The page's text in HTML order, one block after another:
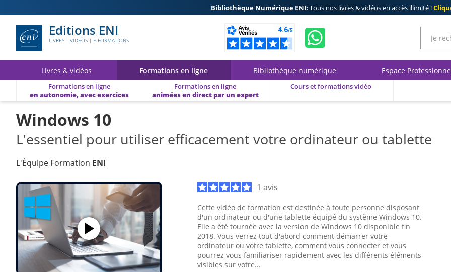
Bibliothèque Numérique ENI: Tous nos livres & vidéos en accès illimité !
Editions ENI
LIVRES | VIDÉOS | E-FORMATIONS
Livres & vidéos Formations en ligne Bibliothèque numérique Espace
Formations en ligne
en autonomie, avec exercices
Formations en ligne
animées en direct par un expert
Cours et formations vidéo
Windows 10
L'essentiel pour utiliser efficacement votre ordinateur ou tablette
L'Équipe Formation ENI
1 avis
Cette vidéo de formation est destinée à toute personne disposant
d'un ordinateur ou d'une tablette équipé du système Windows 10.
Elle a été tournée avec la version de Windows 10 disponible fin
2018. Vous verrez tout d'abord comment démarrer votre
ordinateur ou votre tablette, comment vous connecter et vous
pourrez vous familiariser rapidement avec les différents éléments
visibles sur votre...